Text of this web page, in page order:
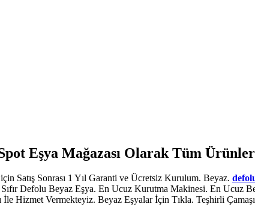
Eşya Mağazası Olarak Tüm
Satış Sonrası 1 Yıl Garanti ve Ücretsiz Kurulum. Beyaz.
Defolu Beyaz Eşya. En Ucuz Kurutma Makinesi. En Ucuz
Hizmet Vermekteyiz. Beyaz Eşyalar İçin Tıkla. Teşhirli